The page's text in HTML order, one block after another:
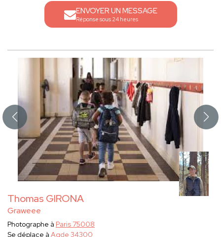
ENVOYER UN MESSAGE
Réponse sous 24 heures
Thomas GIRONA
Graweee
Photographe à Paris 75008
Se déplace à Agde 34300